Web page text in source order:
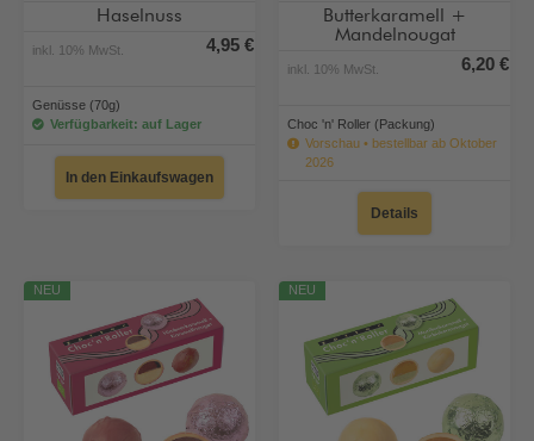
Haselnuss
inkl. 10% MwSt. 4,95 €
Genüsse (70g)
Verfügbarkeit: auf Lager
In den Einkaufswagen
Butterkaramell +
Mandelnougat
inkl. 10% MwSt. 6,20 €
Choc 'n' Roller (Packung)
Vorschau • bestellbar ab Oktober
2026
Details
NEU NEU